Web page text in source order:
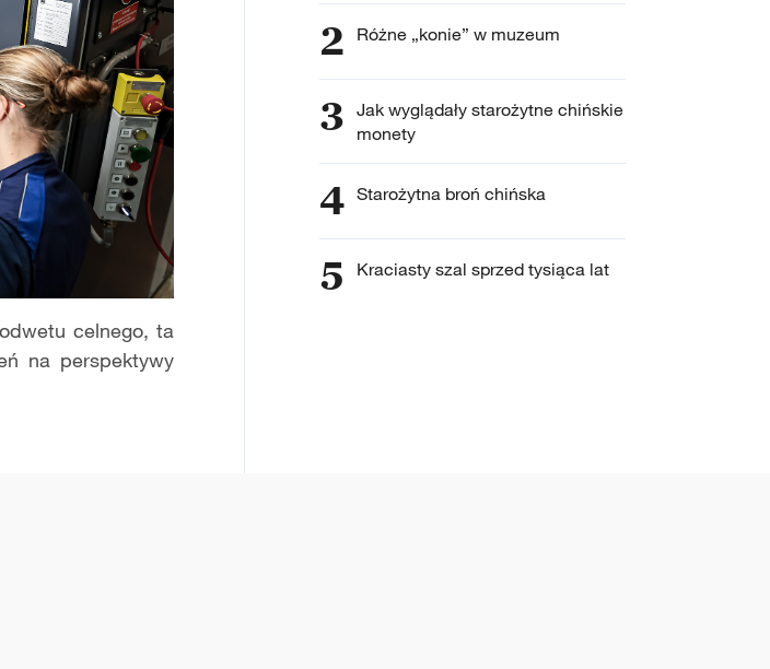
celnego, ta
na perspektywy
2 Różne „konie” w muzeum
3 Jak wyglądały starożytne chińskie
monety
4 Starożytna broń chińska
5 Kraciasty szal sprzed tysiąca lat